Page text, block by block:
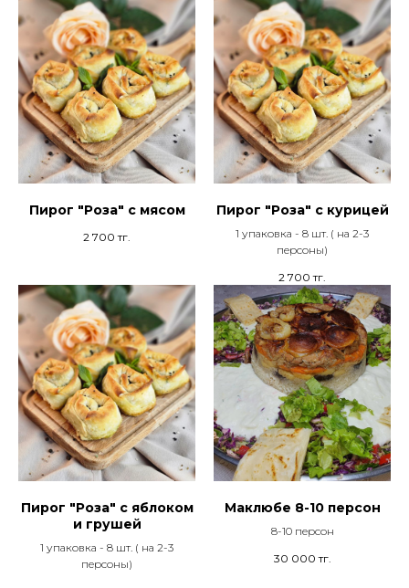
Пирог "Роза" с мясом
2 700 тг.
Пирог "Роза" с курицей
1 упаковка - 8 шт. ( на 2-3
персоны)
2 700 тг.
Пирог "Роза" с яблоком
и грушей
1 упаковка - 8 шт. ( на 2-3
персоны)
Маклюбе 8-10 персон
8-10 персон
30 000 тг.